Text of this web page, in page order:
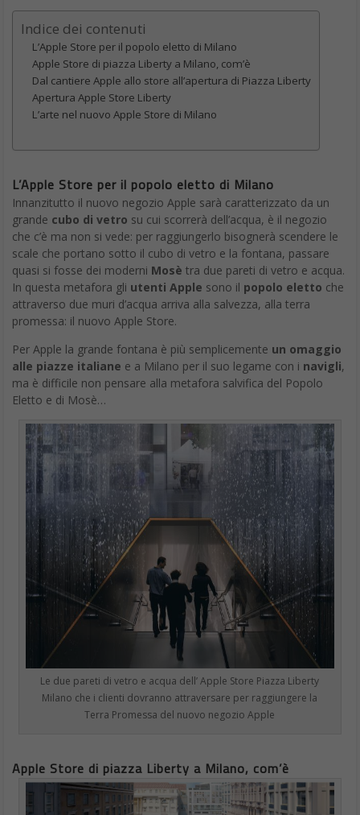
Indice dei contenuti
L’Apple Store per il popolo eletto di Milano
Apple Store di piazza Liberty a Milano, com’è
Dal cantiere Apple allo store all’apertura di Piazza Liberty
Apertura Apple Store Liberty
L’arte nel nuovo Apple Store di Milano
L’Apple Store per il popolo eletto di Milano
Innanzitutto il nuovo negozio Apple sarà caratterizzato da un
grande cubo di vetro su cui scorrerà dell’acqua, è il negozio
che c’è ma non si vede: per raggiungerlo bisognerà scendere le
scale che portano sotto il cubo di vetro e la fontana, passare
quasi si fosse dei moderni Mosè tra due pareti di vetro e acqua.
In questa metafora gli utenti Apple sono il popolo eletto che
attraverso due muri d’acqua arriva alla salvezza, alla terra
promessa: il nuovo Apple Store.
Per Apple la grande fontana è più semplicemente un omaggio
alle piazze italiane e a Milano per il suo legame con i navigli,
ma è difficile non pensare alla metafora salvifica del Popolo
Eletto e di Mosè…
Le due pareti di vetro e acqua dell’ Apple Store Piazza Liberty
Milano che i clienti dovranno attraversare per raggiungere la
Terra Promessa del nuovo negozio Apple
Apple Store di piazza Liberty a Milano, com’è